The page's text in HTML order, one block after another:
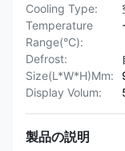
Cooling Type:
Temperature
Range(°C):
Defrost:
Size(L*W*H)Mm:
Display Volum:
製品の説明